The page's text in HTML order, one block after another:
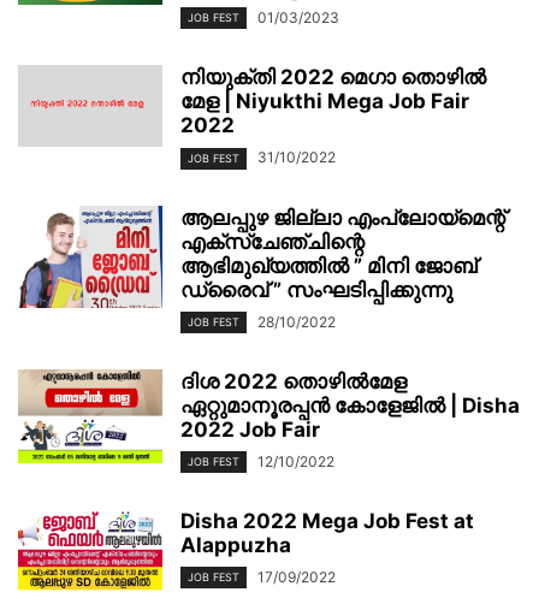
JOB FEST 01/03/2023
നിയുക്തി 2022 മെഗാ തൊഴിൽ
മേള | Niyukthi Mega Job Fair
2022
JOB FEST 31/10/2022
ആലപ്പുഴ ജില്ലാ എംപ്ലോയ്‌മെന്റ്
എക്സ്ചേഞ്ചിന്റെ
ആഭിമുഖ്യത്തിൽ ” മിനി ജോബ്
ഡ്രൈവ് ” സംഘടിപ്പിക്കുന്നു
JOB FEST 28/10/2022
ദിശ 2022 തൊഴിൽമേള
ഏറ്റുമാനൂരപ്പൻ കോളേജിൽ | Disha
2022 Job Fair
JOB FEST 12/10/2022
Disha 2022 Mega Job Fest at
Alappuzha
JOB FEST 17/09/2022